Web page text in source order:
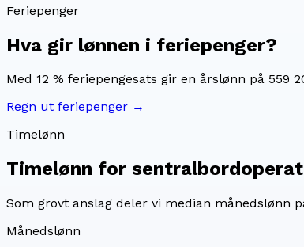
Feriepenger
Hva gir lønnen i feriepenger?
Med 12 % feriepengesats gir en årslønn på 559
Regn ut feriepenger →
Timelønn
Timelønn for
Som grovt anslag deler vi median månedslønn
Månedslønn